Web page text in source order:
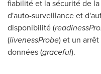
fiabilité et la sécurité de
d'auto-surveillance et
disponibilité (
(livenessProbe) et un
données (graceful).